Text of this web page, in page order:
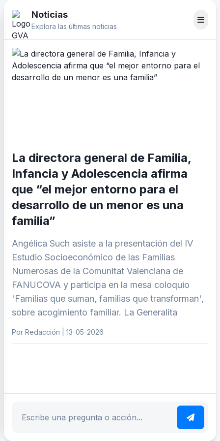
Noticias
Explora las últimas noticias
La directora general de Familia,
Infancia y Adolescencia afirma
que “el mejor entorno para el
desarrollo de un menor es una
familia”
Angélica Such asiste a la presentación del IV
Estudio Socioeconómico de las Familias
Numerosas de la Comunitat Valenciana de
FANUCOVA y participa en la mesa coloquio
'Familias que suman, familias que transforman',
sobre acogimiento familiar. La Generalita
Por Redacción | 13-05-2026
Escribe tu pregunta